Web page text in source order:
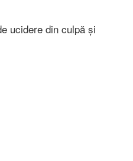
ucidere din culpă și